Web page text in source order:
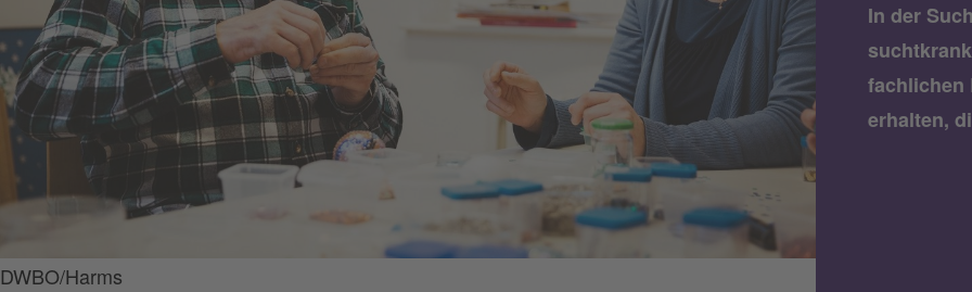
DWBO/Harms
In der
fachlichen
erhalten,